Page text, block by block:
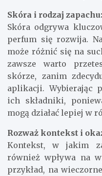
Skóra i rodzaj zapachu:
Skóra odgrywa
perfum się rozwija.
może różnić się na
zawsze warto
skórze, zanim
aplikacji. Wybierając
ich składniki,
mogą działać lepiej w
Rozważ kontekst i
Kontekst, w jakim
również wpływa na
przykład, na